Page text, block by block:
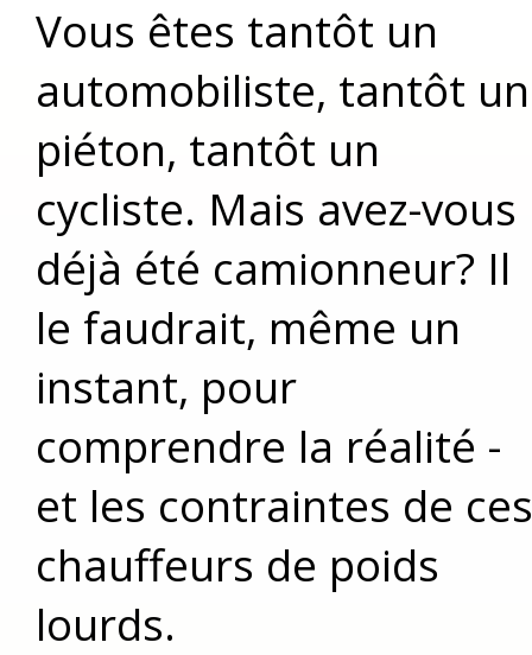
Vous êtes tantôt un
automobiliste, tantôt un
piéton, tantôt un
cycliste. Mais avez-vous
déjà été camionneur? Il
le faudrait, même un
instant, pour
comprendre la réalité -
et les contraintes de ces
chauffeurs de poids
lourds.